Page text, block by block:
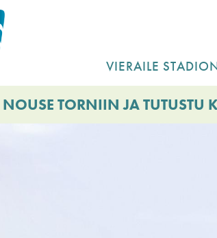
VIERAILE
NOUSE TORNIIN JA TUTUSTU